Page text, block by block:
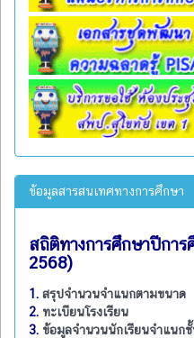
ข้อมูลสารสนเทศทางการศึกษา
สถิติทางการศึกษาปีกา
2568)
1. สรุปจำนวนจำแนกตามขนาด
2. ทะเบียนโรงเรียน
3. ข้อมูลจำนวนนักเรียนจำแนก